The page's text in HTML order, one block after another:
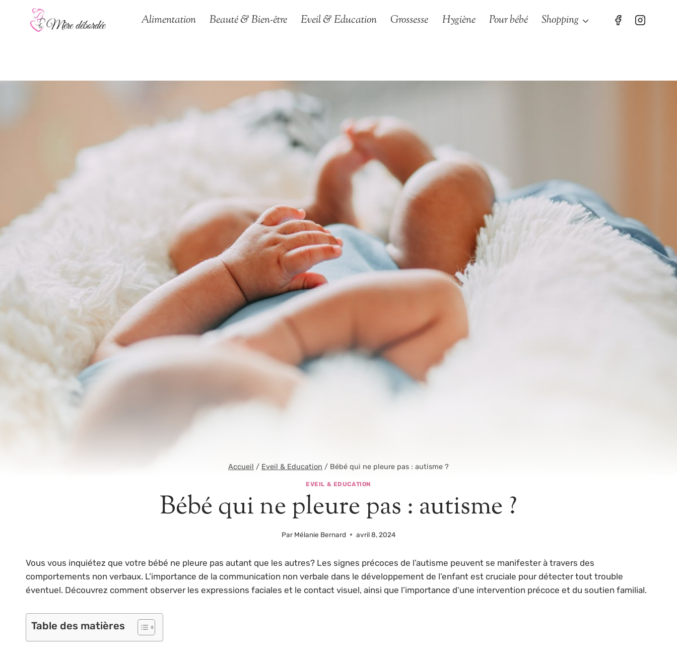
Alimentation Beauté & Bien-être Eveil & Education Grossesse Hygiène Pour bébé Shopping
Accueil / Eveil & Education / Bébé qui ne pleure pas : autisme ?
EVEIL & EDUCATION
Bébé qui ne pleure pas : autisme ?
Par Mélanie Bernard avril 8, 2024
Vous vous inquiétez que votre bébé ne pleure pas autant que les autres? Les signes précoces de l’autisme peuvent se manifester à travers des
comportements non verbaux. L’importance de la communication non verbale dans le développement de l’enfant est cruciale pour détecter tout trouble
éventuel. Découvrez comment observer les expressions faciales et le contact visuel, ainsi que l’importance d’une intervention précoce et du soutien familial.
Table des matières